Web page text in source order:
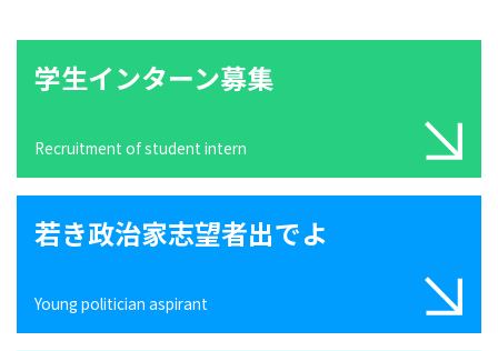
学生インターン募集
Recruitment of student intern
若き政治家志望者出でよ
Young politician aspirant